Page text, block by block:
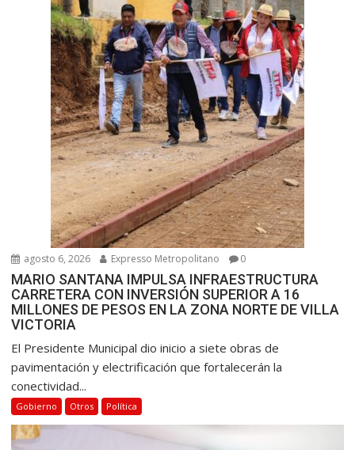
agosto 6, 2026 Expresso Metropolitano 0
MARIO SANTANA IMPULSA INFRAESTRUCTURA
CARRETERA CON INVERSIÓN SUPERIOR A 16
MILLONES DE PESOS EN LA ZONA NORTE DE VILLA
VICTORIA
El Presidente Municipal dio inicio a siete obras de
pavimentación y electrificación que fortalecerán la
conectividad...
Gobierno Otros Política